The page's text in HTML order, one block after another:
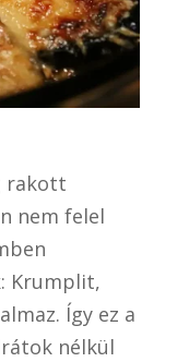
rakott
nem felel
Krumplit,
Így ez a
nélkül